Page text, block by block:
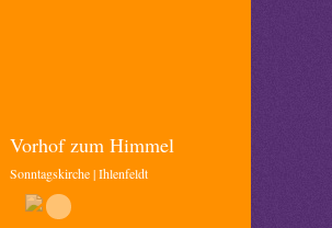
Vorhof zum Himmel
Sonntagskirche | Ihlenfeldt